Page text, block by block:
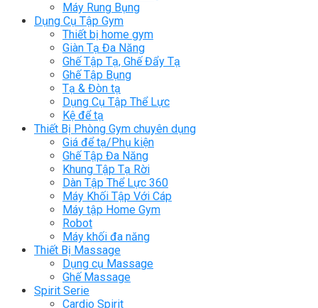
Máy Rung Bụng
Dụng Cụ Tập Gym
Thiết bị home gym
Giàn Tạ Đa Năng
Ghế Tập Tạ, Ghế Đẩy Tạ
Ghế Tập Bụng
Tạ & Đòn tạ
Dụng Cụ Tập Thể Lực
Kệ để tạ
Thiết Bị Phòng Gym chuyên dụng
Giá để tạ/Phụ kiện
Ghế Tập Đa Năng
Khung Tập Tạ Rời
Dàn Tập Thể Lực 360
Máy Khối Tập Với Cáp
Máy tập Home Gym
Robot
Máy khối đa năng
Thiết Bị Massage
Dụng cụ Massage
Ghế Massage
Spirit Serie
Cardio Spirit